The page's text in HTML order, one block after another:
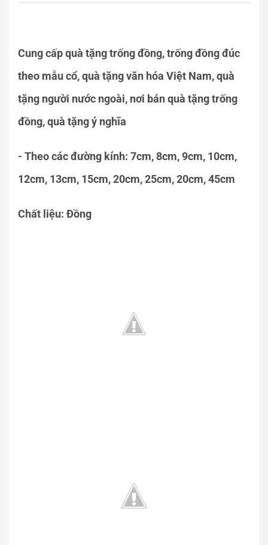
Cung cấp quà tặng trống đồng, trống đồng đúc
theo mẫu cổ, quà tặng văn hóa Việt Nam, quà
tặng người nước ngoài, nơi bán quà tặng trống
đồng, quà tặng ý nghĩa
- Theo các đường kính: 7cm, 8cm, 9cm, 10cm,
12cm, 13cm, 15cm, 20cm, 25cm, 20cm, 45cm
Chất liệu: Đồng